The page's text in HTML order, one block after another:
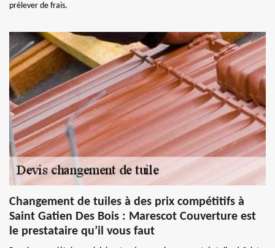
prélever de frais.
Changement de tuiles à des prix compétitifs à
Saint Gatien Des Bois : Marescot Couverture est
le prestataire qu’il vous faut